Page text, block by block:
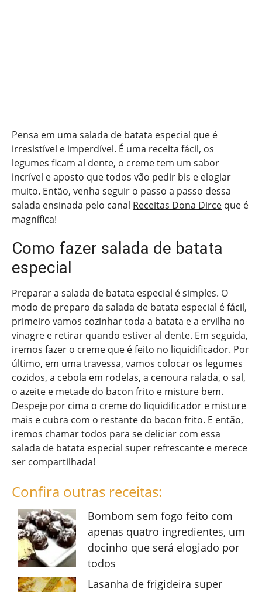
Pensa em uma salada de batata especial que é
irresistível e imperdível. É uma receita fácil, os
legumes ficam al dente, o creme tem um sabor
incrível e aposto que todos vão pedir bis e elogiar
muito. Então, venha seguir o passo a passo dessa
salada ensinada pelo canal Receitas Dona Dirce que é
magnífica!
Como fazer salada de batata
especial
Preparar a salada de batata especial é simples. O
modo de preparo da salada de batata especial é fácil,
primeiro vamos cozinhar toda a batata e a ervilha no
vinagre e retirar quando estiver al dente. Em seguida,
iremos fazer o creme que é feito no liquidificador. Por
último, em uma travessa, vamos colocar os legumes
cozidos, a cebola em rodelas, a cenoura ralada, o sal,
o azeite e metade do bacon frito e misture bem.
Despeje por cima o creme do liquidificador e misture
mais e cubra com o restante do bacon frito. E então,
iremos chamar todos para se deliciar com essa
salada de batata especial super refrescante e merece
ser compartilhada!
Confira outras receitas:
Bombom sem fogo feito com
apenas quatro ingredientes, um
docinho que será elogiado por
todos
Lasanha de frigideira super